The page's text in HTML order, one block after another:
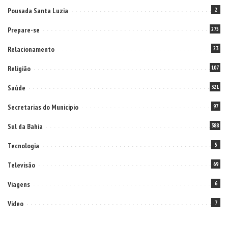
Pousada Santa Luzia 2
Prepare-se 275
Relacionamento 23
Religião 107
Saúde 321
Secretarias do Municipio 97
Sul da Bahia 388
Tecnologia 5
Televisão 69
Viagens 6
Video 7